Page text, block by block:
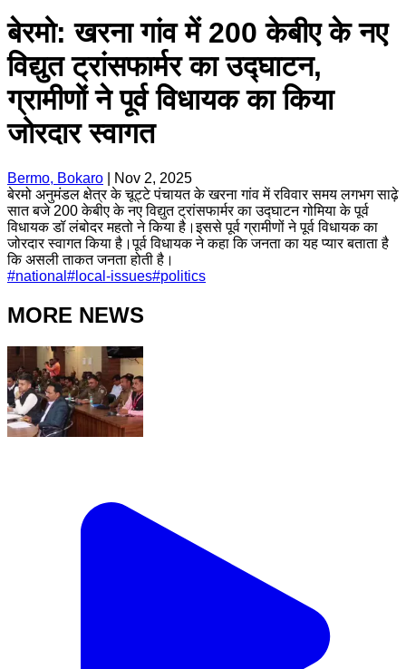
बेरमो: खरना गांव में 200 केबीए के नए
विद्युत ट्रांसफार्मर का उद्घाटन,
ग्रामीणों ने पूर्व विधायक का किया
जोरदार स्वागत
Bermo, Bokaro
Nov 2, 2025
बेरमो अनुमंडल क्षेत्र के चूट्टे पंचायत के खरना गांव में रविवार समय लगभग साढ़े
सात बजे 200 केबीए के नए विद्युत ट्रांसफार्मर का उद्घाटन गोमिया के पूर्व
विधायक डॉ लंबोदर महतो ने किया है।इससे पूर्व ग्रामीणों ने पूर्व विधायक का
जोरदार स्वागत किया है।पूर्व विधायक ने कहा कि जनता का यह प्यार बताता है
कि असली ताकत जनता होती है।
#national # local-issues#politics
MORE NEWS